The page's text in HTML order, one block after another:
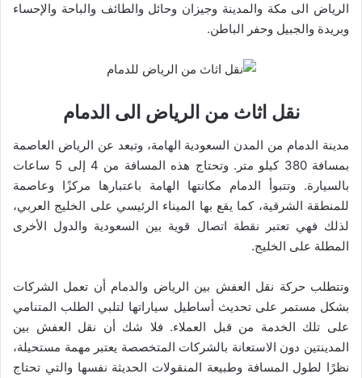
الرياض الى مكة والمدينة وجيزان وحائل والطائف والباحة والإحساء
وبريدة والجبيل وحفر الباطن.
نقل اثاث من الرياض الى الدمام
مدينة الدمام من المدن السعودية الهامة، وتبعد عن الرياض العاصمة
بمسافة 380 كيلو متر. وتحتاج هذه المسافة من 4 إلى 5 ساعات
بالسيارة. وتتبوأ الدمام مكانتها الهامة باعتبارها مركزًا وعاصمة
للمنطقة الشرقية، كما يقع بها الميناء الرئيسي على الخليج العربي،
لذلك فهي تعتبر نقطة اتصال قوية بين السعودية والدول الأخرى
المطلة على الخليج.
وتتطلب حركة نقل العفش بين الرياض والدمام أن تعمل الشركات
بشكل مستمر على تحديث أساطيل سياراتها لتلبي الطلب المتنامي
على تلك الخدمة من قبل العملاء. فلا شك أن نقل العفش بين
المدينتين دون الاستعانة بالشركات المتخصصة يعتبر مهمة مستحيلة،
نظرًا لطول المسافة وطبيعة المنقولات الحديثة نفسها والتي تحتاج